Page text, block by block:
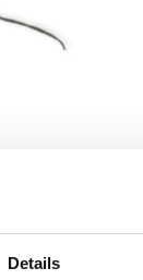
Details